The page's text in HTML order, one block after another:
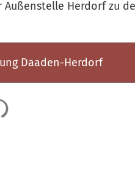
Herdorf zu
Daaden-Herdorf